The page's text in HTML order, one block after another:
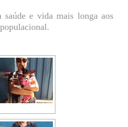
saúde e vida mais longa aos